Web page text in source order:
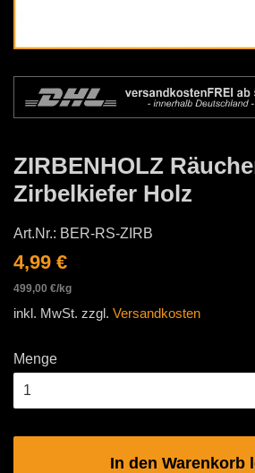
ZIRBENHOLZ
Zirbelkiefer Holz
Art.Nr.: BER-RS-ZIRB
Normaler
Preis
4,99 €
Einzelpreis
499,00 €/pro
kg
inkl. MwSt. zzgl. Versandkosten
Menge
In den Warenkorb